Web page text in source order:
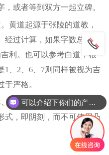
或者等到双方一起立碑。
黄道起源于张陵的道教，
过计算，如果字数总和的
利。也可以参考白道，根
1、2、6、7则同样被视为吉
严格。
隶书或楷书，避免使用行
式，即阴刻，而不可使用凸
可以介绍下你们的产品么